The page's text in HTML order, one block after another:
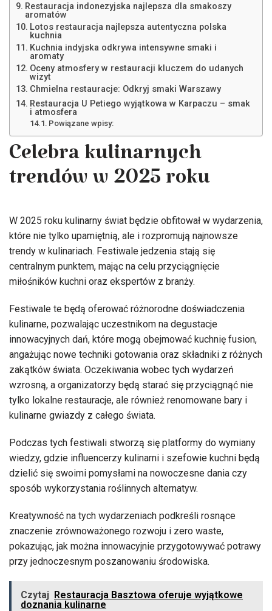
Restauracja indonezyjska najlepsza dla smakoszy
aromatów
Lotos restauracja najlepsza autentyczna polska
kuchnia
Kuchnia indyjska odkrywa intensywne smaki i
aromaty
Oceny atmosfery w restauracji kluczem do udanych
wizyt
Chmielna restauracje: Odkryj smaki Warszawy
Restauracja U Petiego wyjątkowa w Karpaczu – smak
i atmosfera
Powiązane wpisy:
Celebra kulinarnych
trendów w 2025 roku
W 2025 roku kulinarny świat będzie obfitował w wydarzenia,
które nie tylko upamiętnią, ale i rozpromują najnowsze
trendy w kulinariach. Festiwale jedzenia stają się
centralnym punktem, mając na celu przyciągnięcie
miłośników kuchni oraz ekspertów z branży.
Festiwale te będą oferować różnorodne doświadczenia
kulinarne, pozwalając uczestnikom na degustacje
innowacyjnych dań, które mogą obejmować kuchnię fusion,
angażując nowe techniki gotowania oraz składniki z różnych
zakątków świata. Oczekiwania wobec tych wydarzeń
wzrosną, a organizatorzy będą starać się przyciągnąć nie
tylko lokalne restauracje, ale również renomowane bary i
kulinarne gwiazdy z całego świata.
Podczas tych festiwali stworzą się platformy do wymiany
wiedzy, gdzie influencerzy kulinarni i szefowie kuchni będą
dzielić się swoimi pomysłami na nowoczesne dania czy
sposób wykorzystania roślinnych alternatyw.
Kreatywność na tych wydarzeniach podkreśli rosnące
znaczenie zrównoważonego rozwoju i zero waste,
pokazując, jak można innowacyjnie przygotowywać potrawy
przy jednoczesnym poszanowaniu środowiska.
Czytaj Restauracja Basztowa oferuje wyjątkowe
doznania kulinarne